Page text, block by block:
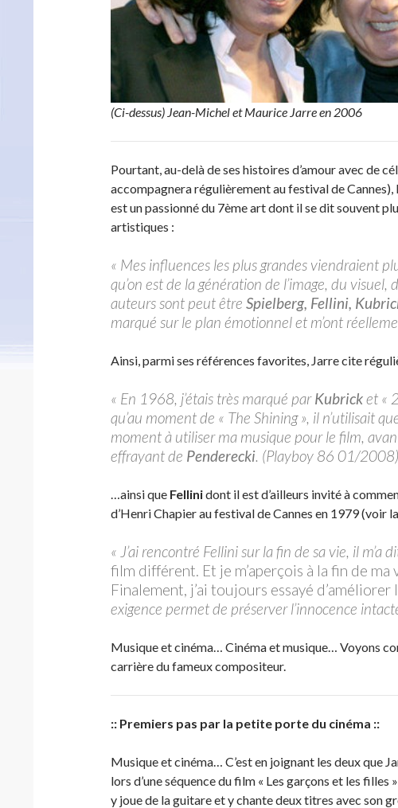
(Ci-dessus) Jean-Michel et Maurice Jarre en 2006
Pourtant, au-delà de ses histoires d’amour avec de
accompagnera régulièrement au festival de
est un passionné du 7ème art dont il se dit souvent
artistiques :
« Mes influences les plus grandes viendraient
qu’on est de la génération de l’image, du
auteurs sont peut être Spielberg, Fellini,
marqué sur le plan émotionnel et m’ont
Ainsi, parmi ses références favorites, Jarre cite
« En 1968, j’étais très marqué parKubricket «
qu’au moment de « The Shining », il n’utilisait
moment à utiliser ma musique pour le film,
effrayant de Penderecki. (Playboy 86 01/
…ainsi que Fellinidont il est d’ailleurs invité à
d’Henri Chapier au festival de Cannes en 1979 (voir
« J’ai rencontré Fellini sur la fin de sa vie, il m’a
film différent. Et je m’aperçois à la fin de
Finalement, j’ai toujours essayé d’améliorer
exigence permet de préserver l’innocence
Musique et cinéma… Cinéma et musique… Voyons
carrière du fameux compositeur.
:: Premiers pas par la petite porte du cinéma ::
Musique et cinéma… C’est en joignant les deux que
lors d’une séquence du film « Les garçons et les filles »
y joue de la guitare et y chante deux titres avec son